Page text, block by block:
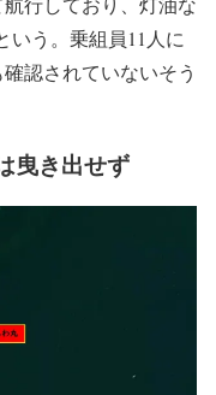
市の恵山岬沿岸でタン
。
行しており、灯油な
いう。乗組員11人に
認されていないそう
き出せず